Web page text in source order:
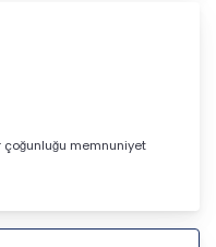
çoğunluğu memnuniyet